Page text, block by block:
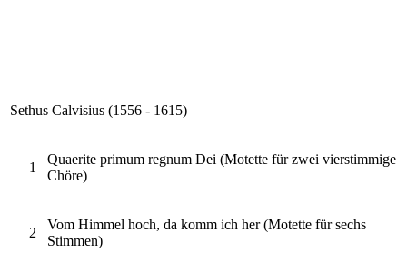
Sethus Calvisius (1556 - 1615)
1
Quaerite primum regnum Dei (Motette für zwei vierstimmige
Chöre)
2
Vom Himmel hoch, da komm ich her (Motette für sechs
Stimmen)